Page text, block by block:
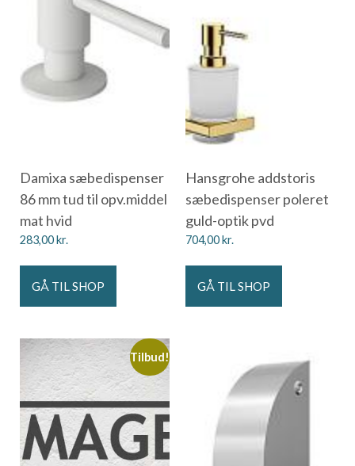
Damixa sæbedispenser
86 mm tud til opv.middel
mat hvid
283,00kr.
GÅ TIL SHOP
Hansgrohe addstoris
sæbedispenser poleret
guld-optik pvd
704,00kr.
GÅ TIL SHOP
Tilbud!